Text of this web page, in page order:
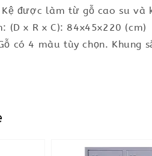
được làm từ gỗ cao su và
(D x R x C): 84x45x220 (cm)
có 4 màu tùy chọn. Khung